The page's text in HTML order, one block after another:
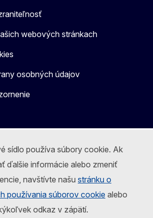
sídlo používa súbory cookie. Ak
ďalšie informácie alebo zmeniť
navštívte našu stránku o
používania súborov cookie alebo
odkaz v zápätí.
webových stránkach
osobných údajov